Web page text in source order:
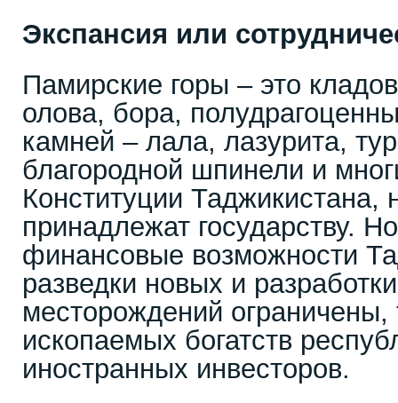
Экспансия или
Памирские горы – это
олова, бора,
камней – лала, лазурита,
благородной шпинели и
Конституции Таджикистана,
принадлежат государству.
финансовые возможности
разведки новых и
месторождений
ископаемых богатств
иностранных инвесторов.